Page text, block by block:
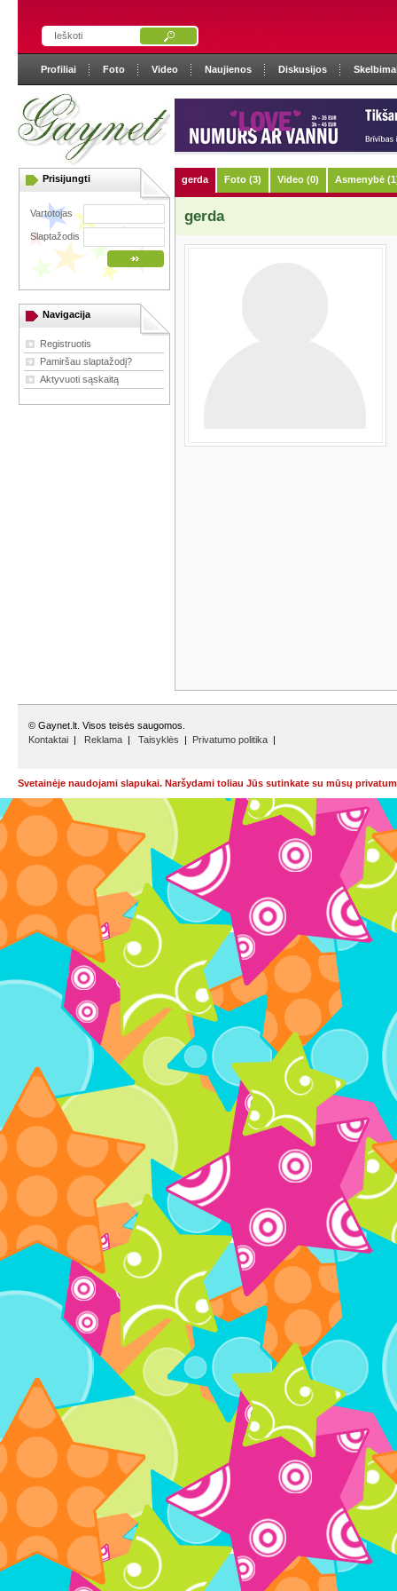
Profiliai Foto Video Naujienos Diskusijos
Prisijungti
Vartotojas
Slaptažodis
Navigacija
Registruotis
Pamiršau slaptažodį?
Aktyvuoti sąskaitą
gerda Foto (3) Video (0) Asmenybė
gerda
© Gaynet.lt. Visos teisės saugomos.
Kontaktai | Reklama | Taisyklės | Privatumo politika |
Svetainėje naudojami slapukai. Naršydami toliau Jūs sutinkate su mūsų